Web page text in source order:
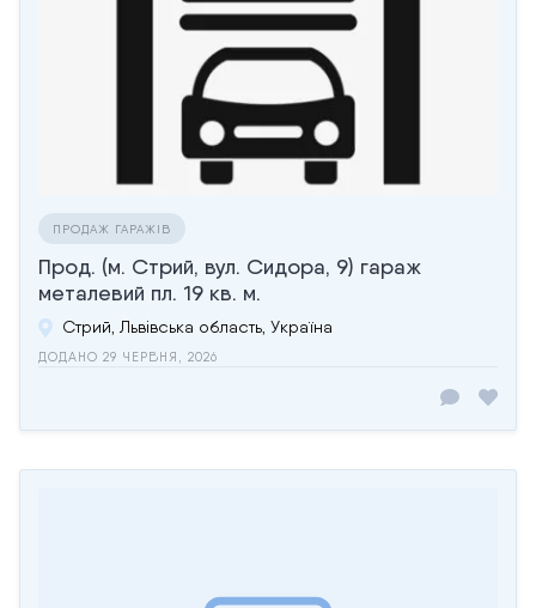
ПРОДАЖ ГАРАЖІВ
Прод. (м. Стрий, вул. Сидора, 9) гараж
металевий пл. 19 кв. м.
Стрий, Львівська область, Україна
ДОДАНО 29 ЧЕРВНЯ, 2026